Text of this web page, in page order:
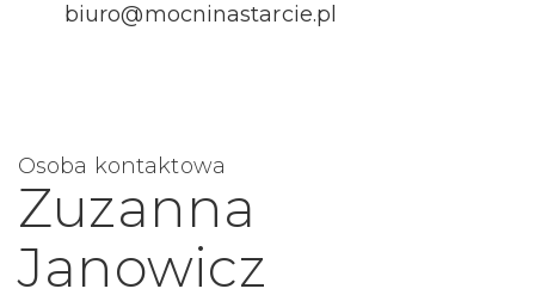
biuro@mocninastarcie.pl
Osoba kontaktowa
Zuzanna
Janowicz